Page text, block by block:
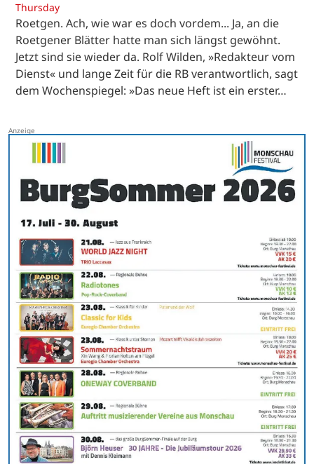
Thursday
Roetgen. Ach, wie war es doch vordem... Ja, an die
Roetgener Blätter hatte man sich längst gewöhnt.
Jetzt sind sie wieder da. Rolf Wilden, »Redakteur vom
Dienst« und lange Zeit für die RB verantwortlich, sagt
dem Wochenspiegel: »Das neue Heft ist ein erster…